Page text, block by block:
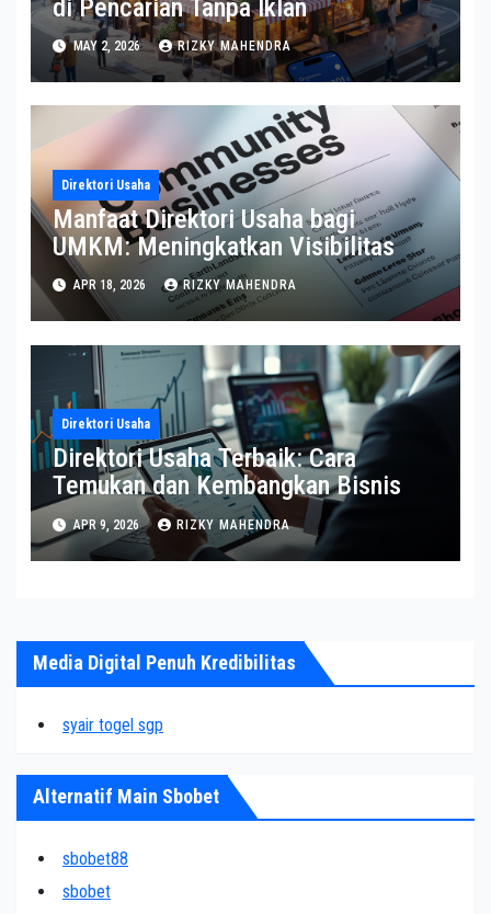
di Pencarian Tanpa Iklan
MAY 2, 2026 RIZKY MAHENDRA
Direktori Usaha
Manfaat Direktori Usaha bagi
UMKM: Meningkatkan Visibilitas
APR 18, 2026 RIZKY MAHENDRA
Direktori Usaha
Direktori Usaha Terbaik: Cara
Temukan dan Kembangkan Bisnis
APR 9, 2026 RIZKY MAHENDRA
Media Digital Penuh Kredibilitas
syair togel sgp
Alternatif Main Sbobet
sbobet88
sbobet